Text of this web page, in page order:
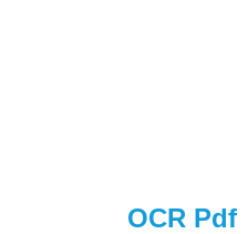
OCR Pdf